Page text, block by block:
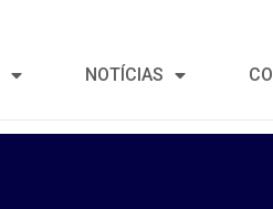
NOTÍCIAS